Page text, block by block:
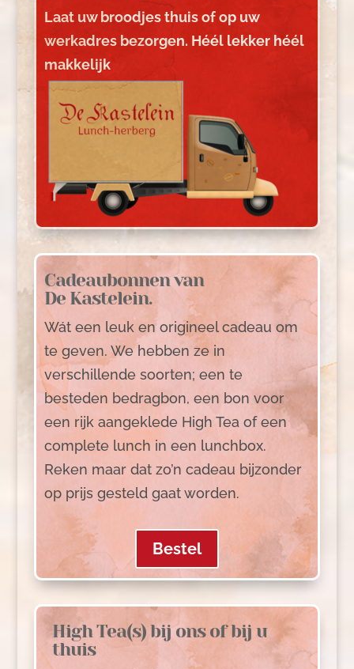
Laat uw broodjes thuis of op uw
werkadres bezorgen. Héél lekker héél
makkelijk
Cadeaubonnen van
De Kastelein.
Wát een leuk en origineel cadeau om
te geven. We hebben ze in
verschillende soorten; een te
besteden bedragbon, een bon voor
een rijk aangeklede High Tea of een
complete lunch in een lunchbox.
Reken maar dat zo’n cadeau bijzonder
op prijs gesteld gaat worden.
Bestel
High Tea(s) bij ons of bij u
thuis